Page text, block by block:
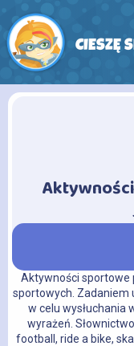
CIESZĘ
-
Aktywności sportowe
sportowych. Zadaniem
w celu wysłuchania
wyrażeń.
football, ride a bike,